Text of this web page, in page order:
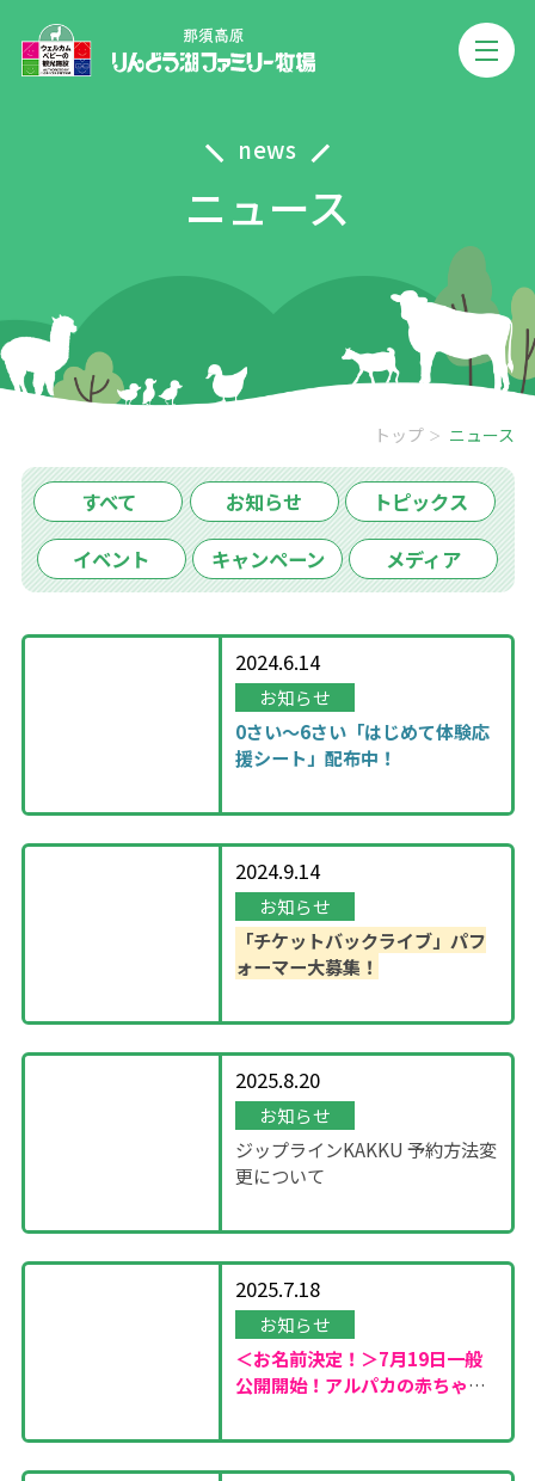
news
ニュース
トップ ニュース
すべて お知らせ トピックス
イベント キャンペーン メディア
2024.6.14
お知らせ
0さい～6さい「はじめて体験応
援シート」配布中！
2024.9.14
お知らせ
「チケットバックライブ」パフ
ォーマー大募集！
2025.8.20
お知らせ
ジップラインKAKKU 予約方法変
更について
2025.7.18
お知らせ
＜お名前決定！＞7月19日一般
公開開始！ アルパカの赤ちゃん